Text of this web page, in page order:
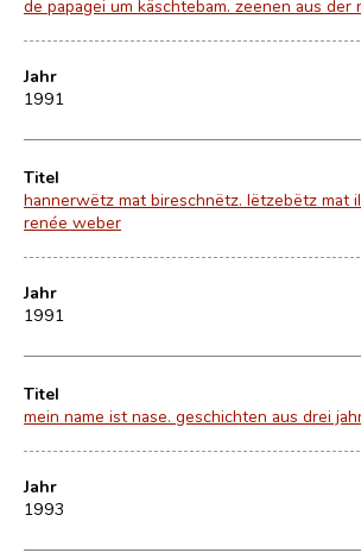
de papagei um käschtebam. zeenen aus der
Jahr
1991
Titel
hannerwëtz mat bireschnëtz. lëtzebëtz mat
renée weber
Jahr
1991
Titel
mein name ist nase. geschichten aus drei
Jahr
1993